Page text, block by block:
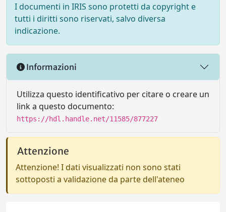
I documenti in IRIS sono protetti da copyright e
tutti i diritti sono riservati, salvo diversa
indicazione.
Informazioni
Utilizza questo identificativo per citare o creare un
link a questo documento:
https://hdl.handle.net/11585/877227
Attenzione
Attenzione! I dati visualizzati non sono stati
sottoposti a validazione da parte dell'ateneo